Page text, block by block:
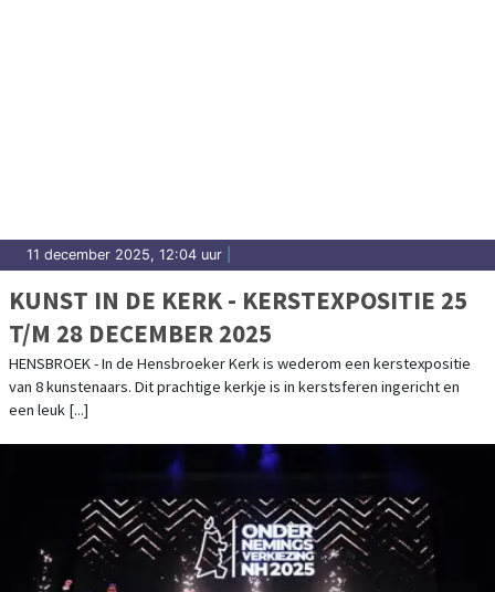
11 december 2025, 12:04 uur
KUNST IN DE KERK - KERSTEXPOSITIE 25
T/M 28 DECEMBER 2025
HENSBROEK - In de Hensbroeker Kerk is wederom een kerstexpositie
van 8 kunstenaars. Dit prachtige kerkje is in kerstsferen ingericht en
een leuk [...]